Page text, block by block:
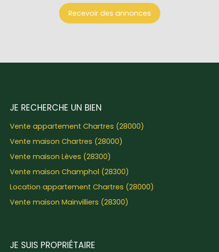
Recevoir des annonces
JE RECHERCHE UN BIEN
Vente appartement Chartres (28000)
Vente maison Chartres (28000)
Vente maison Lèves (28300)
Vente maison Champhol (28300)
Location appartement Chartres (28000)
Vente maison Mainvilliers (28300)
JE SUIS PROPRIÉTAIRE